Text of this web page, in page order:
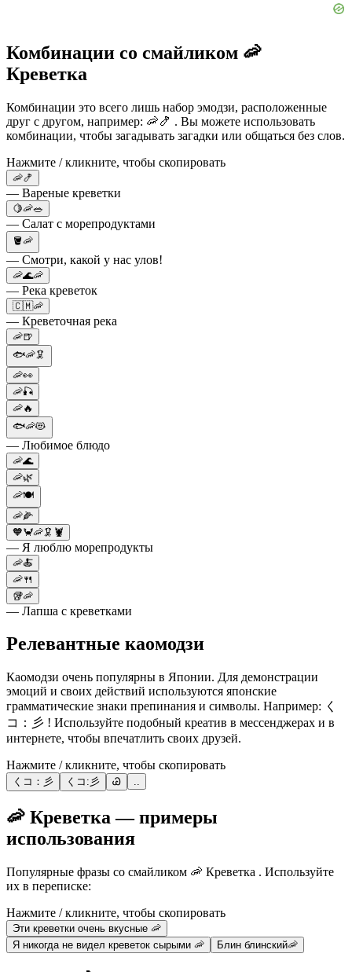
Комбинации со смайликом 🦐
Креветка
Комбинации это всего лишь набор эмодзи, расположенные
друг с другом, например: 🦐🍤 . Вы можете использовать
комбинации, чтобы загадывать загадки или общаться без слов.
Нажмите / кликните, чтобы скопировать
🦐🍤
— Вареные креветки
🍋🦐🥗
— Салат с морепродуктами
🪣🦐
— Смотри, какой у нас улов!
🦐🌊🦐
— Река креветок
🇨🇲🦐
— Креветочная река
🦐🍺
🐟🦐🦑
🦐👀
🦐🎣
🦐🔥
🐟🦐😻
— Любимое блюдо
🦐🌊
🦐🌿
🦐🍽️
🦐🌽
🧡🦀🦐🦑🦞
— Я люблю морепродукты
🦐🍝
🦐🍴
🥡🦐
— Лапша с креветками
Релевантные каомодзи
Каомодзи очень популярны в Японии. Для демонстрации
эмоций и своих действий используются японские
грамматические знаки препинания и символы. Например: く
コ：彡 ! Используйте подобный креатив в мессенджерах и в
интернете, чтобы впечатлить своих друзей.
Нажмите / кликните, чтобы скопировать
くコ：彡 くコ:彡 Ꮚ ..
🦐 Креветка — примеры
использования
Популярные фразы со смайликом 🦐 Креветка . Используйте
их в переписке:
Нажмите / кликните, чтобы скопировать
Эти креветки очень вкусные 🦐
Я никогда не видел креветок сырыми 🦐
Блин блинский🦐